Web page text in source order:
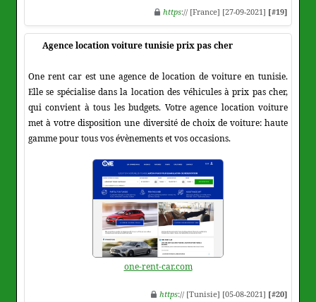
https:// [France] [27-09-2021] [#19]
Agence location voiture tunisie prix pas cher
One rent car est une agence de location de voiture en tunisie.
Elle se spécialise dans la location des véhicules à prix pas cher,
qui convient à tous les budgets. Votre agence location voiture
met à votre disposition une diversité de choix de voiture: haute
gamme pour tous vos évènements et vos occasions.
one-rent-car.com
https:// [Tunisie] [05-08-2021] [#20]